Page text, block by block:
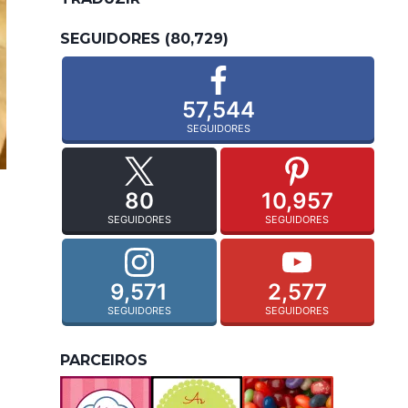
SEGUIDORES (80,729)
57,544
SEGUIDORES
80
SEGUIDORES
10,957
SEGUIDORES
9,571
SEGUIDORES
2,577
SEGUIDORES
PARCEIROS